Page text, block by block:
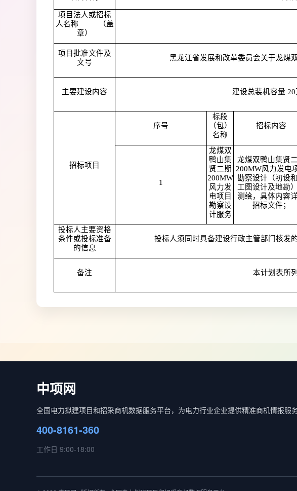
项目法人或招标
人名称
（盖
章）
项目批准文件及
文号
黑龙江省发展和改革委员会关于龙煤
主要建设内容 建设总装机容量
招标项目
序号
标段
（包）
名称
招标内容
1
龙煤双
鸭山集
贤二期
200MW
风力发
电项目
勘察设
计服务
龙煤双鸭山集贤
200MW风力发电
勘察设计（初设
工图设计及地勘
测绘，具体内容
招标文件；
投标人主要资格
条件或投标准备
的信息
投标人须同时具备建设行政主管部门核发
备注 本计划表所
中项网
全国电力拟建项目和招采商机数据服务平台，为电力行业企业提供精准商机情报服务
400-8161-360
工作日 9:00-18:00